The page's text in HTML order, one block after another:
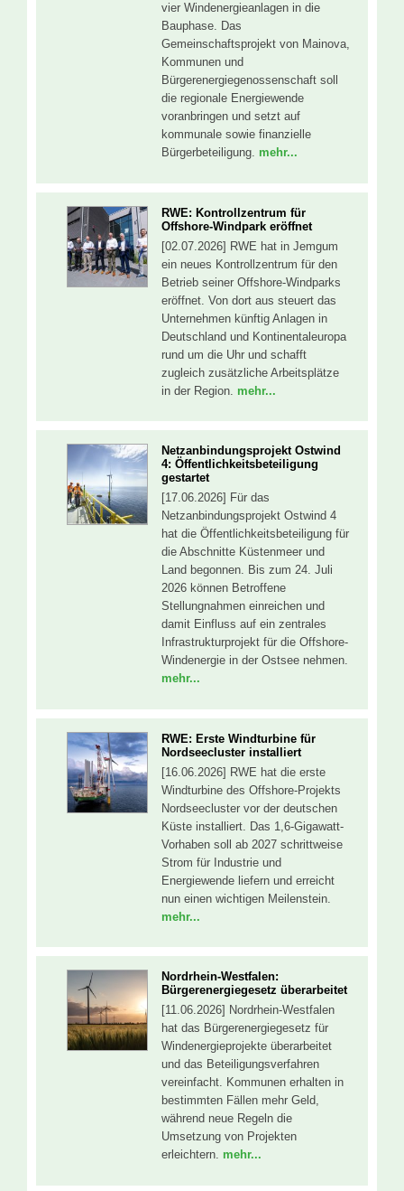
vier Windenergieanlagen in die
Bauphase. Das
Gemeinschaftsprojekt von Mainova,
Kommunen und
Bürgerenergiegenossenschaft soll
die regionale Energiewende
voranbringen und setzt auf
kommunale sowie finanzielle
Bürgerbeteiligung. mehr...
RWE: Kontrollzentrum für
Offshore-Windpark eröffnet
[02.07.2026] RWE hat in Jemgum
ein neues Kontrollzentrum für den
Betrieb seiner Offshore-Windparks
eröffnet. Von dort aus steuert das
Unternehmen künftig Anlagen in
Deutschland und Kontinentaleuropa
rund um die Uhr und schafft
zugleich zusätzliche Arbeitsplätze
in der Region. mehr...
Netzanbindungsprojekt Ostwind
4: Öffentlichkeitsbeteiligung
gestartet
[17.06.2026] Für das
Netzanbindungsprojekt Ostwind 4
hat die Öffentlichkeitsbeteiligung für
die Abschnitte Küstenmeer und
Land begonnen. Bis zum 24. Juli
2026 können Betroffene
Stellungnahmen einreichen und
damit Einfluss auf ein zentrales
Infrastrukturprojekt für die Offshore-
Windenergie in der Ostsee nehmen.
mehr...
RWE: Erste Windturbine für
Nordseecluster installiert
[16.06.2026] RWE hat die erste
Windturbine des Offshore-Projekts
Nordseecluster vor der deutschen
Küste installiert. Das 1,6-Gigawatt-
Vorhaben soll ab 2027 schrittweise
Strom für Industrie und
Energiewende liefern und erreicht
nun einen wichtigen Meilenstein.
mehr...
Nordrhein-Westfalen:
Bürgerenergiegesetz überarbeitet
[11.06.2026] Nordrhein-Westfalen
hat das Bürgerenergiegesetz für
Windenergieprojekte überarbeitet
und das Beteiligungsverfahren
vereinfacht. Kommunen erhalten in
bestimmten Fällen mehr Geld,
während neue Regeln die
Umsetzung von Projekten
erleichtern. mehr...